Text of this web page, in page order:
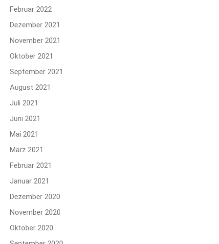
Februar 2022
Dezember 2021
November 2021
Oktober 2021
September 2021
August 2021
Juli 2021
Juni 2021
Mai 2021
März 2021
Februar 2021
Januar 2021
Dezember 2020
November 2020
Oktober 2020